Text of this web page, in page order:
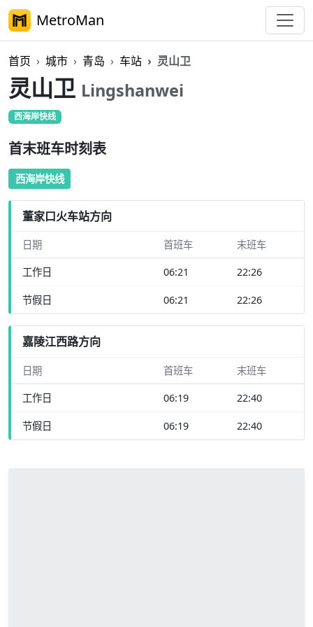
MetroMan
首页 城市 青岛 车站 灵山卫
灵山卫 Lingshanwei
西海岸快线
首末班车时刻表
西海岸快线
董家口火车站方向
日期 首班车 末班车
工作日 06:21 22:26
节假日 06:21 22:26
嘉陵江西路方向
日期 首班车 末班车
工作日 06:19 22:40
节假日 06:19 22:40